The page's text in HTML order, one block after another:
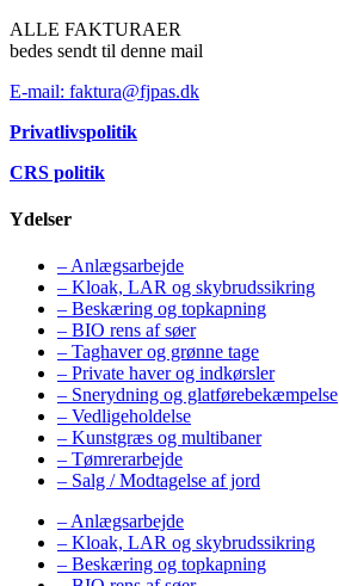
ALLE FAKTURAER
bedes sendt til denne mail
E-mail: faktura@fjpas.dk
Privatlivspolitik
CRS politik
Ydelser
– Anlægsarbejde
– Kloak, LAR og skybrudssikring
– Beskæring og topkapning
– BIO rens af søer
– Taghaver og grønne tage
– Private haver og indkørsler
– Snerydning og glatførebekæmpelse
– Vedligeholdelse
– Kunstgræs og multibaner
– Tømrerarbejde
– Salg / Modtagelse af jord
– Anlægsarbejde
– Kloak, LAR og skybrudssikring
– Beskæring og topkapning